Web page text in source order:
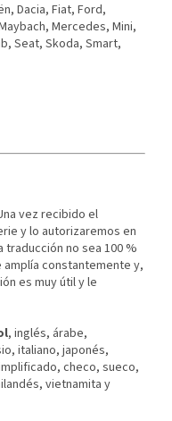
Dacia, Fiat, Ford,
Mercedes, Mini,
Seat, Skoda, Smart,
vez recibido el
y lo autorizaremos en
no sea 100 %
amplía constantemente y,
es muy útil y le
, inglés, árabe,
italiano, japonés,
checo, sueco,
vietnamita y